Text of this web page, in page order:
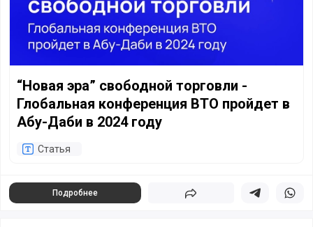
“Новая эра” свободной торговли -
Глобальная конференция ВТО пройдет в
Абу-Даби в 2024 году
Статья
Подробнее Поделиться Поделиться в